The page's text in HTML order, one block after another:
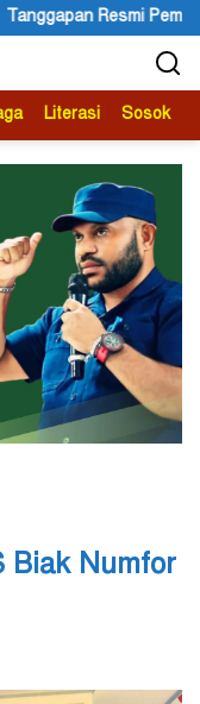
Pasca Gubernur Dr
Literasi Sosok
Biak Numfor